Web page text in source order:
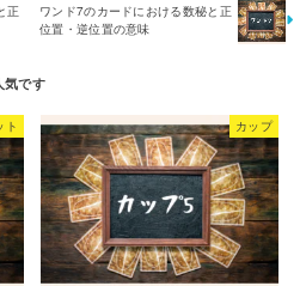
正
ワンド7のカードにおける数秘と正
位置・逆位置の意味
ト カップ